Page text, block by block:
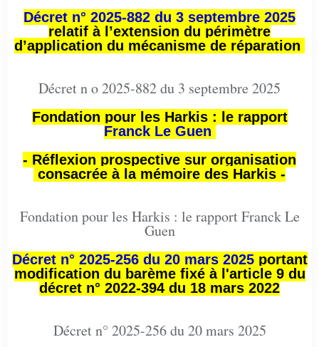
Décret n° 2025-882 du 3 septembre 2025
relatif à l’extension du périmètre
d’application du mécanisme de réparation
Décret n o 2025-882 du 3 septembre 2025
Fondation pour les Harkis : le rapport
Franck Le Guen
- Réflexion prospective sur organisation
consacrée à la mémoire des Harkis -
Fondation pour les Harkis : le rapport Franck Le
Guen
Décret n° 2025-256 du 20 mars 2025portant
modification du barème fixé à l'article 9 du
décret n° 2022-394 du 18 mars 2022
Décret n° 2025-256 du 20 mars 2025